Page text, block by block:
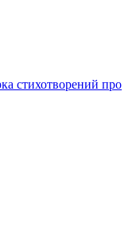
стихотворений про